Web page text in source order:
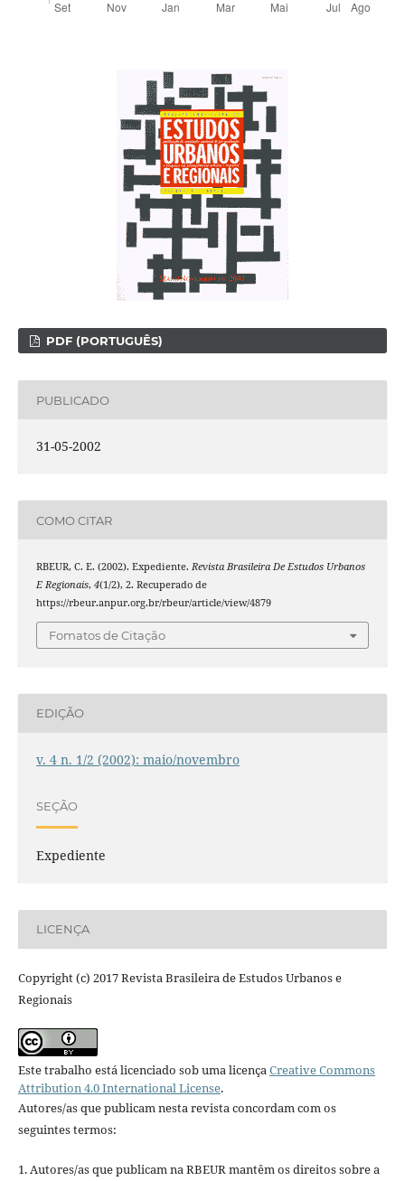
PDF (PORTUGUÊS)
PUBLICADO
31-05-2002
COMO CITAR
RBEUR, C. E. (2002). Expediente. Revista Brasileira De Estudos Urbanos
E Regionais, 4(1/2), 2. Recuperado de
https://rbeur.anpur.org.br/rbeur/article/view/4879
Fomatos de Citação
EDIÇÃO
v. 4 n. 1/2 (2002): maio/novembro
SEÇÃO
Expediente
LICENÇA
Copyright (c) 2017 Revista Brasileira de Estudos Urbanos e
Regionais
Este trabalho está licenciado sob uma licençaCreative Commons
Attribution 4.0 International License.
Autores/as que publicam nesta revista concordam com os
seguintes termos:
1. Autores/as que publicam na RBEUR mantêm os direitos sobre a